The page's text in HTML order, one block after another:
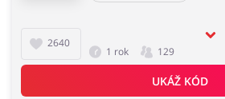
2640
1 rok 129
UKÁŽ KÓD